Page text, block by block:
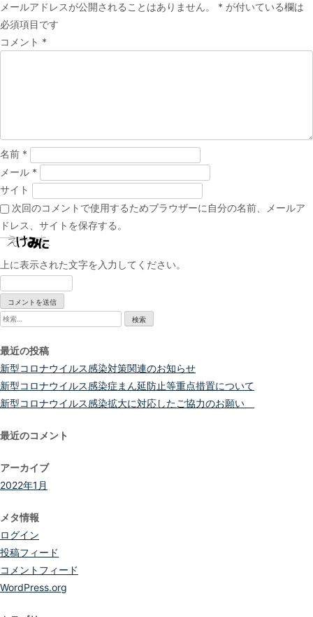
ビ
ゲ
ー
メールアドレスが公開されることはありません。
* が付いている欄は
必須項目です
コメント *
名前 *
メール *
サイト
次回のコメントで使用するためブラウザーに自分の名前、メールア
ドレス、サイトを保存する。
上に表示された文字を入力してください。
検
最近の投稿
新型コロナウイルス感染対策関連のお知らせ
新型コロナウイルス感染症まん延防止等重点措置について
新型コロナウイルス感染拡大に対応したご協力のお願い
最近のコメント
アーカイブ
2022年1月
メタ情報
ログイン
投稿フィード
コメントフィード
WordPress.org